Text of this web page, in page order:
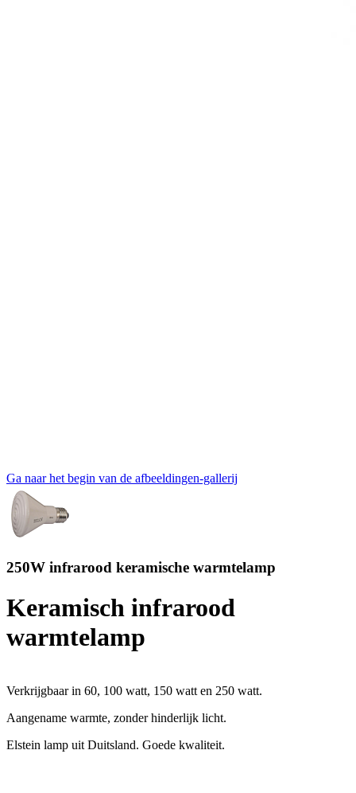
Ga naar het begin van de afbeeldingen-gallerij
250W infrarood keramische warmtelamp
Keramisch infrarood
warmtelamp
Verkrijgbaar in 60, 100 watt, 150 watt en 250 watt.
Aangename warmte, zonder hinderlijk licht.
Elstein lamp uit Duitsland. Goede kwaliteit.